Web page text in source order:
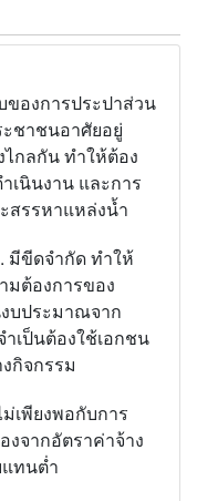
องการประปาส่วน
ชาชนอาศัยอยู่
ไกลกัน ทำให้ต้อง
เนินงาน และการ
สรรหาแหล่งน้ำ
มีขีดจำกัด ทำให้
มต้องการของ
บประมาณจาก
ำเป็นต้องใช้เอกชน
กิจกรรม
เพียงพอกับการ
งจากอัตราค่าจ้าง
ทนต่ำ